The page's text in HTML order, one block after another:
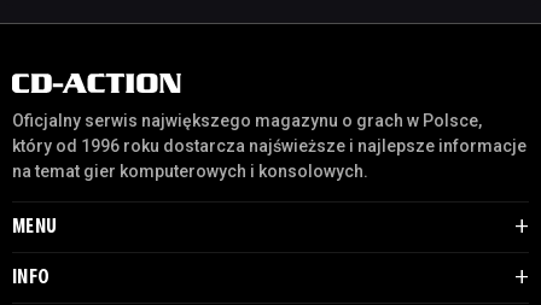
Oficjalny serwis największego magazynu o grach w Polsce,
który od 1996 roku dostarcza najświeższe i najlepsze informacje
na temat gier komputerowych i konsolowych.
MENU
INFO